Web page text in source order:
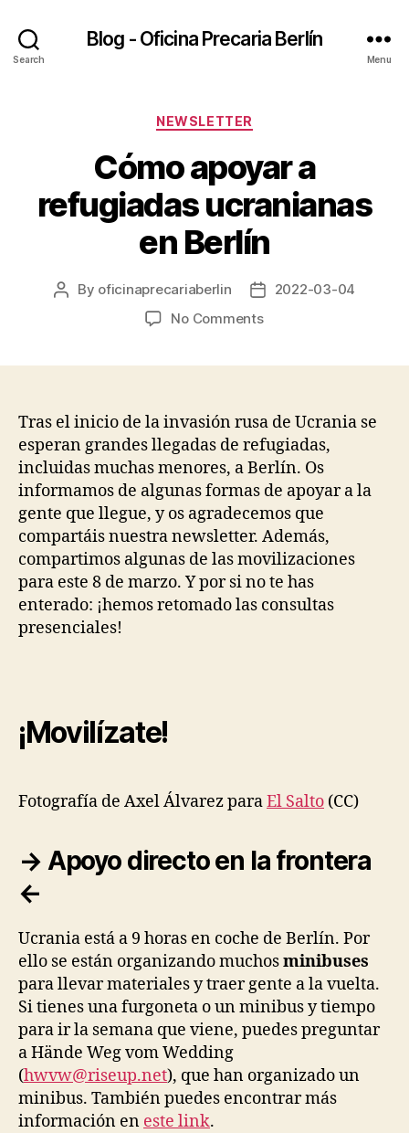
Search
Blog - Oficina Precaria Berlín
Menu
Categories
NEWSLETTER
Cómo apoyar a
refugiadas ucranianas
en Berlín
Post
By oficinaprecariaberlin
Post2022-03-04
No Commentson
ucranianas
en
Berlín
Tras el inicio de la invasión rusa de Ucrania se
esperan grandes llegadas de refugiadas,
incluidas muchas menores, a Berlín. Os
informamos de algunas formas de apoyar a la
gente que llegue, y os agradecemos que
compartáis nuestra newsletter. Además,
compartimos algunas de las movilizaciones
para este 8 de marzo. Y por si no te has
enterado: ¡hemos retomado las consultas
presenciales!
¡Movilízate!
Fotografía de Axel Álvarez paraEl Salto (CC)
→ Apoyo directo en la frontera
←
Ucrania está a 9 horas en coche de Berlín. Por
ello se están organizando muchosminibuses
para llevar materiales y traer gente a la vuelta.
Si tienes una furgoneta o un minibus y tiempo
para ir la semana que viene, puedes preguntar
a Hände Weg vom Wedding
(hwvw@riseup.net), que han organizado un
minibus. También puedes encontrar más
información en este link.